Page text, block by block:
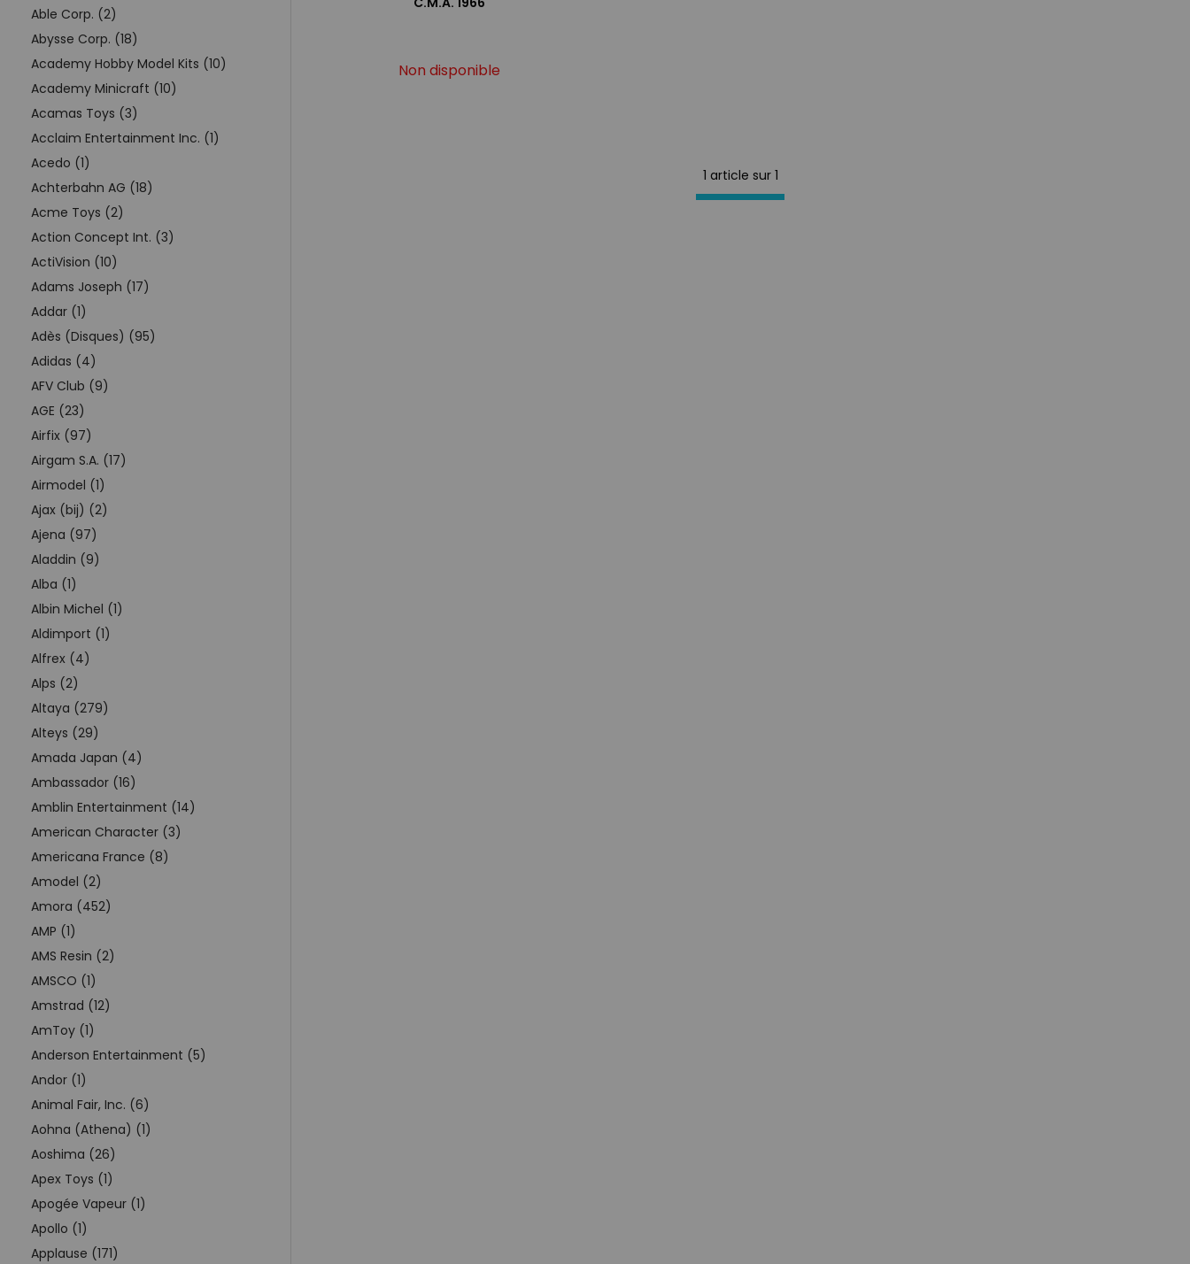
Able Corp. (2)
Abysse Corp. (18)
Academy Hobby Model Kits (10)
Academy Minicraft (10)
Acamas Toys (3)
Acclaim Entertainment Inc. (1)
Acedo (1)
Achterbahn AG (18)
Acme Toys (2)
Action Concept Int. (3)
ActiVision (10)
Adams Joseph (17)
Addar (1)
Adès (Disques) (95)
Adidas (4)
AFV Club (9)
AGE (23)
Airfix (97)
Airgam S.A. (17)
Airmodel (1)
Ajax (bij) (2)
Ajena (97)
Aladdin (9)
Alba (1)
Albin Michel (1)
Aldimport (1)
Alfrex (4)
Alps (2)
Altaya (279)
Alteys (29)
Amada Japan (4)
Ambassador (16)
Amblin Entertainment (14)
American Character (3)
Americana France (8)
Amodel (2)
Amora (452)
AMP (1)
AMS Resin (2)
AMSCO (1)
Amstrad (12)
AmToy (1)
Anderson Entertainment (5)
Andor (1)
Animal Fair, Inc. (6)
Aohna (Athena) (1)
Aoshima (26)
Apex Toys (1)
Apogée Vapeur (1)
Apollo (1)
Applause (171)
Non disponible
1 article sur 1